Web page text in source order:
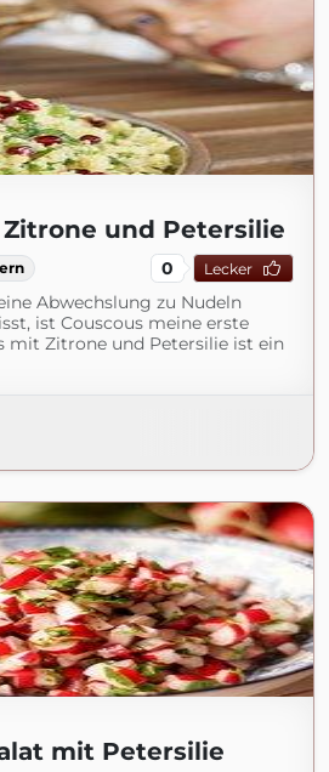
und Petersilie
0 Lecker
Abwechslung zu Nudeln
ist Couscous meine erste
mit Zitrone und Petersilie ist ein
mit Petersilie